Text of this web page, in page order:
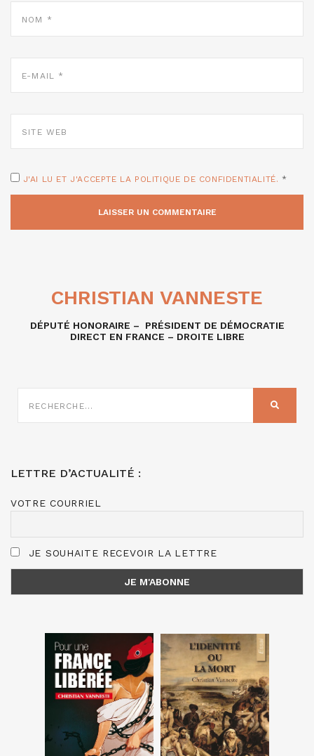
NOM
E-
MAIL
SITE
WEB
J'AI LU ET J'ACCEPTE LA POLITIQUE DE CONFIDENTIALITÉ. *
CHRISTIAN VANNESTE
DÉPUTÉ HONORAIRE – PRÉSIDENT DE DÉMOCRATIE
DIRECT EN FRANCE – DROITE LIBRE
RECHERCHE
SUR
LETTRE D’ACTUALITÉ :
VOTRE COURRIEL
JE SOUHAITE RECEVOIR LA LETTRE